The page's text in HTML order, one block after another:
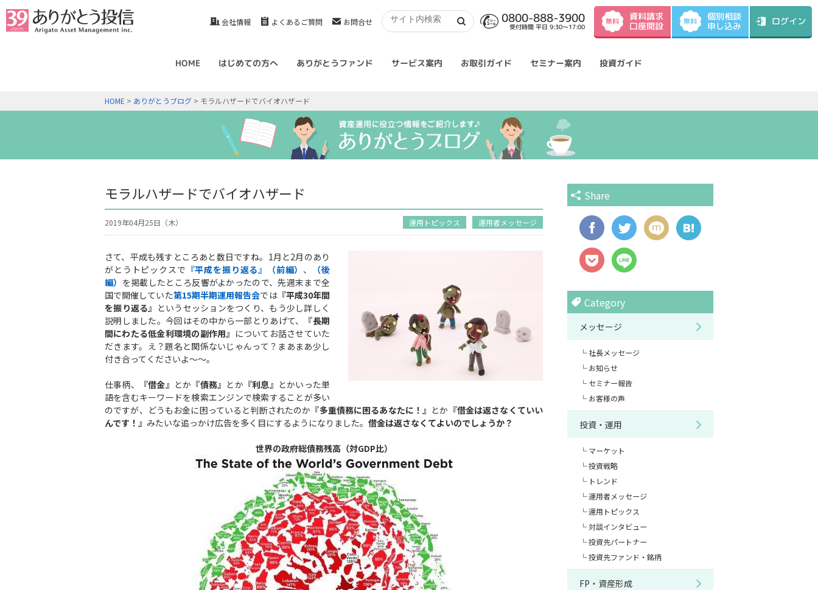
会社情報 よくあるご質問 お問合せ 0800-888-3900
受付時間 平日 9:30～17:00
無料 資料請求
口座開設 無料 個別相談
申し込み ログイン
HOME はじめての方へ ありがとうファンド サービス案内 お取引ガイド セミナー案内 投資ガイド
HOME > ありがとうブログ > モラルハザードでバイオハザード
モラルハザードでバイオハザード
2019年04月25日（木） 運用トピックス 運用者メッセージ
さて、平成も残すところあと数日ですね。1月と2月のあり
がとうトピックスで 『平成を振り返る』（前編） 、
（後
編） を掲載したところ反響がよかったので、先週末まで全
国で開催していた第15期半期運用報告会では『平成30年間
を振り返る』 というセッションをつくり、もう少し詳しく
説明しました。今回はその中から一部とりあげて、
『長期
間にわたる低金利環境の副作用』 についてお話させていた
だきます。え？題名と関係ないじゃんって？まあまあ少し
付き合ってくださいよ～～。
仕事柄、 『借金』 とか 『債務』 とか 『利息』 とかいった単
語を含むキーワードを検索エンジンで検索することが多い
のですが、どうもお金に困っていると判断されたのか 『多重債務に困るあなたに！』 とか 『借金は返さなくていい
んです！』 みたいな追っかけ広告を多く目にするようになりました。 借金は返さなくてよいのでしょうか？
世界の政府総債務残高（対GDP比）
Share
Category
メッセージ
社長メッセージ
お知らせ
セミナー報告
お客様の声
投資・運用
マーケット
投資戦略
トレンド
運用者メッセージ
運用トピックス
対談インタビュー
投資先パートナー
投資先ファンド・銘柄
FP・資産形成